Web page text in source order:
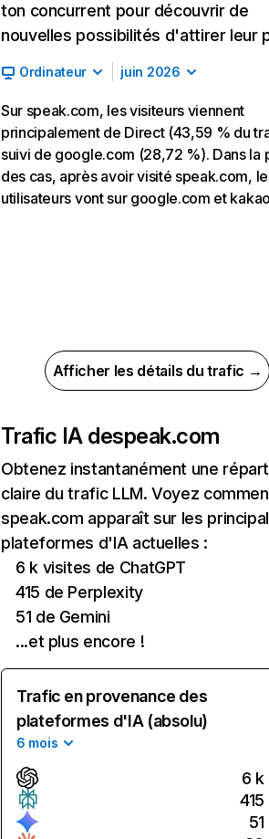
ton concurrent pour découvrir de
nouvelles possibilités d'attirer leur
Ordinateur juin 2026
Sur speak.com, les visiteurs viennent
principalement de Direct (43,59 % du
suivi de google.com (28,72 %). Dans la
des cas, après avoir visité speak.com,
utilisateurs vont sur google.com et
Afficher les détails du trafic →
Trafic IA despeak.com
Obtenez instantanément une
claire du trafic LLM. Voyez
speak.com apparaît sur les
plateformes d'IA actuelles :
6 k visites de ChatGPT
415 de Perplexity
51 de Gemini
...et plus encore !
Trafic en provenance des
plateformes d'IA (absolu)
6 mois
6 k
415
51